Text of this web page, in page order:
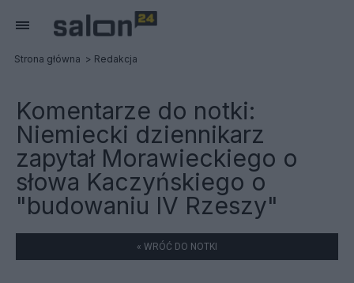
Strona główna Redakcja
Komentarze do notki:
Niemiecki dziennikarz
zapytał Morawieckiego o
słowa Kaczyńskiego o
"budowaniu IV Rzeszy"
« WRÓĆ DO NOTKI